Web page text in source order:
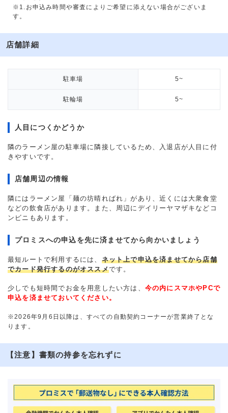
※1.お申込み時間や審査によりご希望に添えない場合がございま
す。
店舗詳細
駐車場 5~
駐輪場 5~
人目につくかどうか
隣のラーメン屋の駐車場に隣接しているため、入退店が人目に付
きやすいです。
店舗周辺の情報
隣にはラーメン屋「麺の坊晴ればれ」があり、近くには大衆食堂
などの飲食店があります。また、周辺にデイリーヤマザキなどコ
ンビニもあります。
プロミスへの申込を先に済ませてから向かいましょう
最短ルートで利用するには、 ネット上で申込を済ませてから店舗
でカード発行するのがオススメです。
少しでも短時間でお金を用意したい方は、 今の内にスマホやPCで
申込を済ませておいてください。
※2026年9月6日以降は、すべての自動契約コーナーが営業終了とな
ります。
【注意】書類の持参を忘れずに